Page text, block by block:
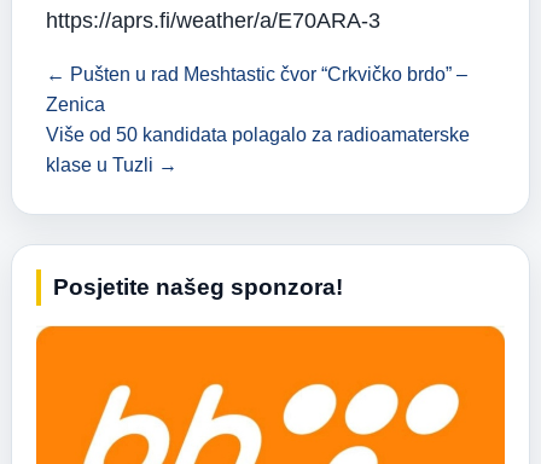
https://aprs.fi/weather/a/E70ARA-3
← Pušten u rad Meshtastic čvor “Crkvičko brdo” –
Zenica
Više od 50 kandidata polagalo za radioamaterske
klase u Tuzli →
Posjetite našeg sponzora!